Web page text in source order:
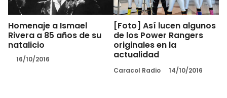
Homenaje a Ismael
Rivera a 85 años de su
natalicio
16/10/2016
[Foto] Así lucen algunos
de los Power Rangers
originales en la
actualidad
Caracol Radio 14/10/2016